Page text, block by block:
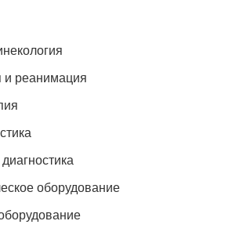
и реанимация
оборудование